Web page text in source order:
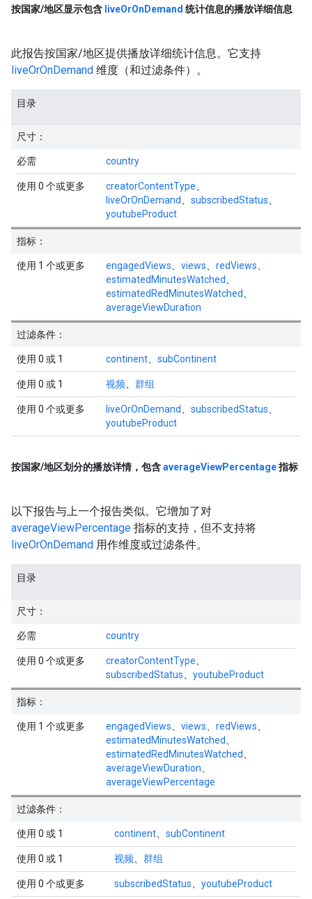
按国家/地区显示包含 liveOrOn Demand 统计信息的播放详细信息
此报告按国家/地区提供播放详细统计信息。它支持
liveOrOnDemand 维度（和过滤条件）。
目录
尺寸：
必需 country
使用 0 个或更多 creatorContentType
liveOrOnDemand
subscribedStatus
youtubeProduct
指标：
使用 1 个或更多 engagedViews views redViews
estimatedMinutesWatched
estimatedRedMinutesWatched
averageViewDuration
过滤条件：
使用 0 或 1 continent subContinent
使用 0 或 1 视频 群组
使用 0 个或更多 liveOrOnDemand subscribedStatus
youtubeProduct
按国家/地区划分的播放详情，包含averageViewPercentage指标
以下报告与上一个报告类似。它增加了对
averageViewPercentage 指标的支持，但不支持将
liveOrOnDemand 用作维度或过滤条件。
目录
尺寸：
必需 country
使用 0 个或更多 creatorContentType
subscribedStatus
youtubeProduct
指标：
使用 1 个或更多 engagedViews views redViews
estimatedMinutesWatched
estimatedRedMinutesWatched
averageViewDuration
averageViewPercentage
过滤条件：
使用 0 或 1 continent subContinent
使用 0 或 1 视频 群组
使用 0 个或更多 subscribedStatus youtubeProduct